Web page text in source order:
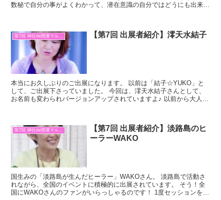
数秘で自分の事がよくわかって、潜在意識の自分ではどうにも出来な
第7回 神社de開運マルシェ 【第7回 出展者紹介】澪天水結子
本当にお久しぶりのご出展になります。 以前は「結子☆YUKO」と
して、ご出展下さっていました。 今回は、澪天水結子さんとして、
お名前も変わられバージョンアップされていますよ♪ 以前から大人気
第7回 神社de開運マルシェ
【第7回 出展者紹介】淡路島のヒ
ーラーWAKO
国生みの「淡路島が生んだヒーラー」WAKOさん。 淡路島で活動さ
れながら、全国のイベントに積極的に出展されています。 そう！全
国にWAKOさんのファンがいらっしゃるのです！ 1度セッションを受